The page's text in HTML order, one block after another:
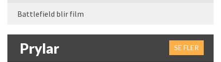
Battlefield blir film
Prylar SE FLER